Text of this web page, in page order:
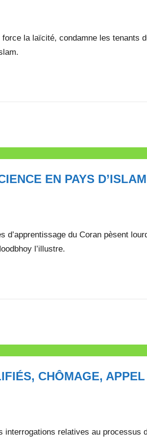
la laïcité, condamne les tenants
EN PAYS
d’apprentissage du Coran pèsent
l’illustre.
CHÔMAGE, APPEL
interrogations relatives au processus